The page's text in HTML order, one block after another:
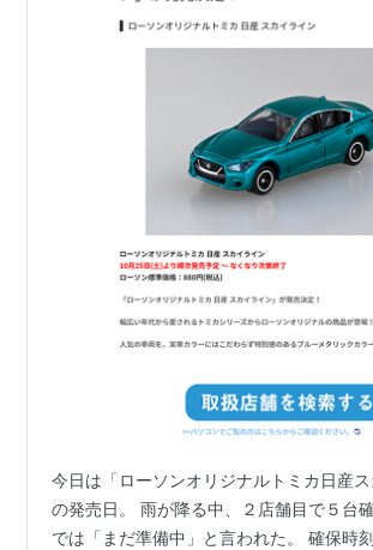
今日は「ローソンオリジナルトミカ日産ス
の発売日。 雨が降る中、２店舗目で５台
では「まだ準備中」と言われた。 確保時